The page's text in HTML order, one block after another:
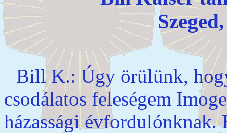
Bill K.: Úgy örülünk,
csodálatos feleségem
házassági évfordulónknak.